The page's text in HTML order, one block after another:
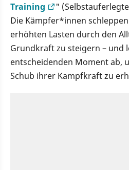
Training
"
Die Kämpfer*innen
erhöhten Lasten durch den
Grundkraft zu steigern – und
entscheidenden Moment ab,
Schub ihrer Kampfkraft zu